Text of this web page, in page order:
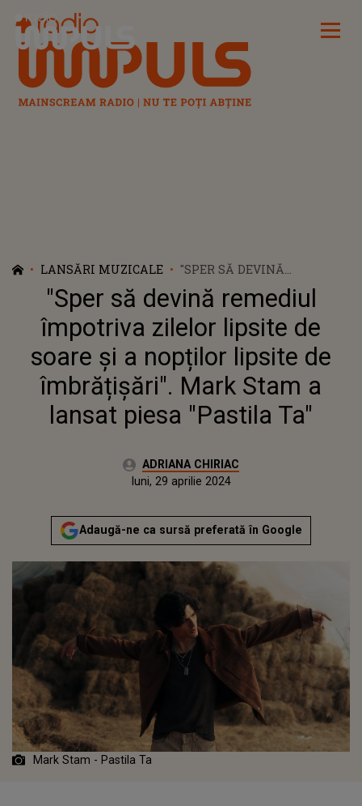
Radio Impuls
LANSĂRI MUZICALE
"SPER SĂ DEVINĂ
REMEDIUL ÎMPOTRIVA
ZILELOR LIPSITE DE SOARE
ȘI A NOPȚILOR LIPSITE DE
ÎMBRĂȚIȘĂRI". MARK STAM
A LANSAT PIESA "PASTILA
TA"
"Sper să devină remediul
împotriva zilelor lipsite de
soare și a nopților lipsite de
îmbrățișări". Mark Stam a
lansat piesa "Pastila Ta"
Autor:ADRIANA CHIRIAC
Publicat:
luni, 29 aprilie 2024
Adaugă-ne ca sursă preferată în Google
Mark Stam - Pastila Ta